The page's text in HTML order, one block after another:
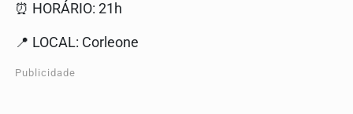
⏰ HORÁRIO: 21h
📍 LOCAL: Corleone
Publicidade